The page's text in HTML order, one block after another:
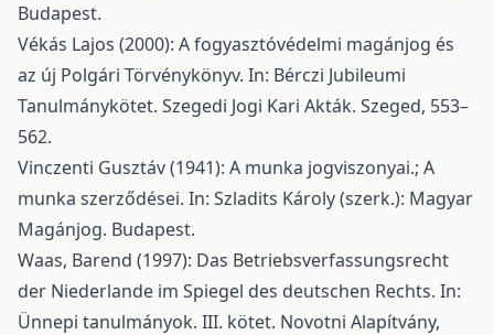
Budapest.
Vékás Lajos (2000): A fogyasztóvédelmi magánjog és
az új Polgári Törvénykönyv. In: Bérczi Jubileumi
Tanulmánykötet. Szegedi Jogi Kari Akták. Szeged, 553–
562.
Vinczenti Gusztáv (1941): A munka jogviszonyai.; A
munka szerződései. In: Szladits Károly (szerk.): Magyar
Magánjog. Budapest.
Waas, Barend (1997): Das Betriebsverfassungsrecht
der Niederlande im Spiegel des deutschen Rechts. In:
Ünnepi tanulmányok. III. kötet. Novotni Alapítvány,